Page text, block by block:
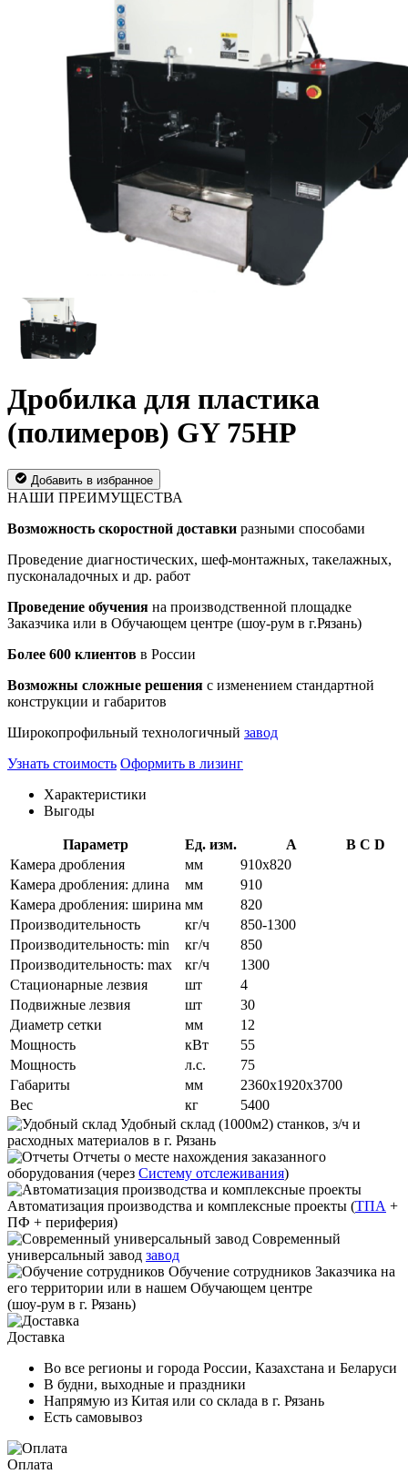
Дробилка для пластика
(полимеров) GY 75HP
Добавить в избранное
НАШИ ПРЕИМУЩЕСТВА
Возможность скоростной доставки разными способами
Проведение диагностических, шеф-монтажных, такелажных,
пусконаладочных и др. работ
Проведение обучения на производственной площадке
Заказчика или в Обучающем центре (шоу-рум в г.Рязань)
Более 600 клиентов в России
Возможны сложные решения с изменением стандартной
конструкции и габаритов
Широкопрофильный технологичный завод
Узнать стоимость Оформить в лизинг
Характеристики
Выгоды
Параметр Ед. изм. A B C D
Камера дробления
мм
910х820
Камера дробления: длина
мм
910
Камера дробления: ширина мм
820
Производительность
кг/ч
850-1300
Производительность: min
кг/ч
850
Производительность: max
кг/ч
1300
Стационарные лезвия
шт
4
Подвижные лезвия
шт
30
Диаметр сетки
мм
12
Мощность
кВт
55
Мощность
л.с.
75
Габариты
мм
2360х1920х3700
Вес
кг
5400
Удобный склад (1000м2) станков, з/ч и
расходных материалов в г. Рязань
Отчеты о месте нахождения заказанного
оборудования (через Систему отслеживания)
Автоматизация производства и комплексные проекты (ТПА +
ПФ + периферия)
Современный
универсальный завод завод
Обучение сотрудников Заказчика на
его территории или в нашем Обучающем центре
(шоу-рум в г. Рязань)
Доставка
Во все регионы и города России, Казахстана и Беларуси
В будни, выходные и праздники
Напрямую из Китая или со склада в г. Рязань
Есть самовывоз
Оплата